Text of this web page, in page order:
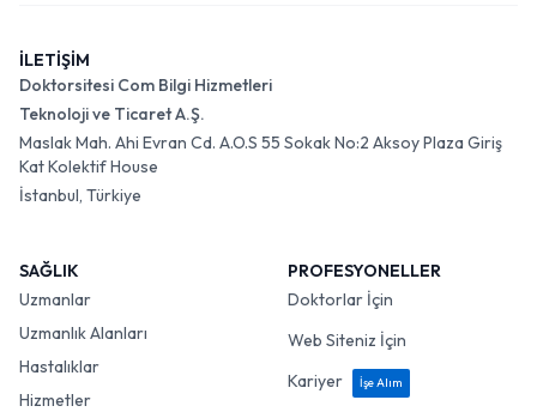
İLETİŞİM
Doktorsitesi Com Bilgi Hizmetleri
Teknoloji ve Ticaret A.Ş.
Maslak Mah. Ahi Evran Cd. A.O.S 55 Sokak No:2 Aksoy Plaza Giriş
Kat Kolektif House
İstanbul, Türkiye
SAĞLIK
Uzmanlar
Uzmanlık Alanları
Hastalıklar
Hizmetler
PROFESYONELLER
Doktorlar İçin
Web Siteniz İçin
Kariyer
İşe Alım